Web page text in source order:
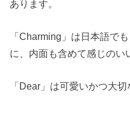
あります。
「Charming」は日本語で
に、内面も含めて感じのい
「Dear」は可愛いかつ大